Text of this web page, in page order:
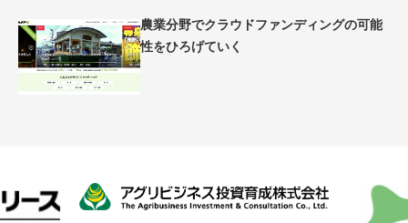
基礎知識
農業分野でクラウドファンディングの可能
性をひろげていく